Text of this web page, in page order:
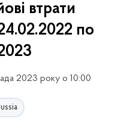
втрати
по
2023 року о 10:00